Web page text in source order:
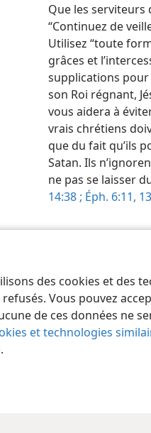
des cookies et des
Vous pouvez
de ces données ne
et technologies
.
Que les serviteurs
“Continuez de
Utilisez “toute
grâces et
supplications pour
son Roi régnant,
vous aidera à
vrais chrétiens
que du fait qu’ils
Satan. Ils
ne pas se laisser
14:38 ; Éph. 6:11,